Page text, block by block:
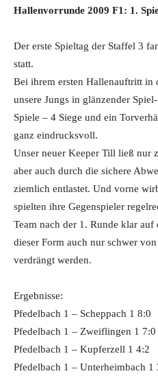
Hallenvorrunde 2009 F1: 1.
Der erste Spieltag der Staffel 3
statt.
Bei ihrem ersten Hallenauftritt in
unsere Jungs in glänzender
Spiele – 4 Siege und ein
ganz eindrucksvoll.
Unser neuer Keeper Till ließ nur
aber auch durch die sichere
ziemlich entlastet. Und vorne
spielten ihre Gegenspieler
Team nach der 1. Runde klar
dieser Form auch nur schwer
verdrängt werden.
Ergebnisse:
Pfedelbach 1 – Scheppach 1 8:0
Pfedelbach 1 – Zweiflingen 1 7:0
Pfedelbach 1 – Kupferzell 1 4:2
Pfedelbach 1 – Unterheimbach 1